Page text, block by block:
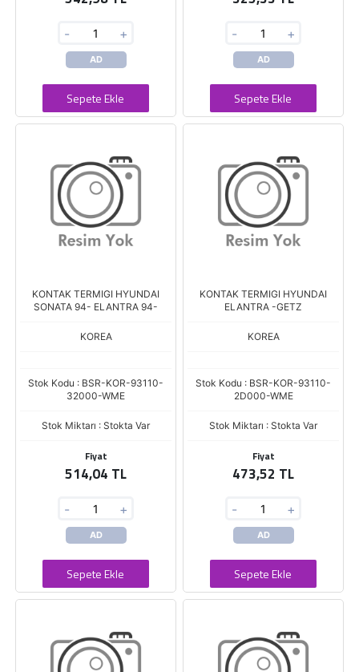
- +
AD
Sepete Ekle
- +
AD
Sepete Ekle
KONTAK TERMIGI HYUNDAI
SONATA 94- ELANTRA 94-
KOREA
Stok Kodu : BSR-KOR-93110-
32000-WME
Stok Miktarı : Stokta Var
Fiyat
514,04 TL
- +
AD
Sepete Ekle
KONTAK TERMIGI HYUNDAI
ELANTRA -GETZ
KOREA
Stok Kodu : BSR-KOR-93110-
2D000-WME
Stok Miktarı : Stokta Var
Fiyat
473,52 TL
- +
AD
Sepete Ekle